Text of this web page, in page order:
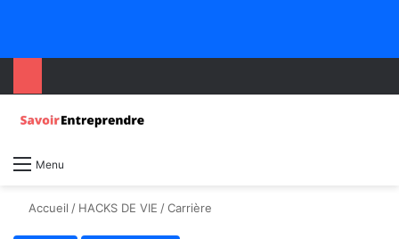
Menu
Accueil / HACKS DE VIE /Carrière